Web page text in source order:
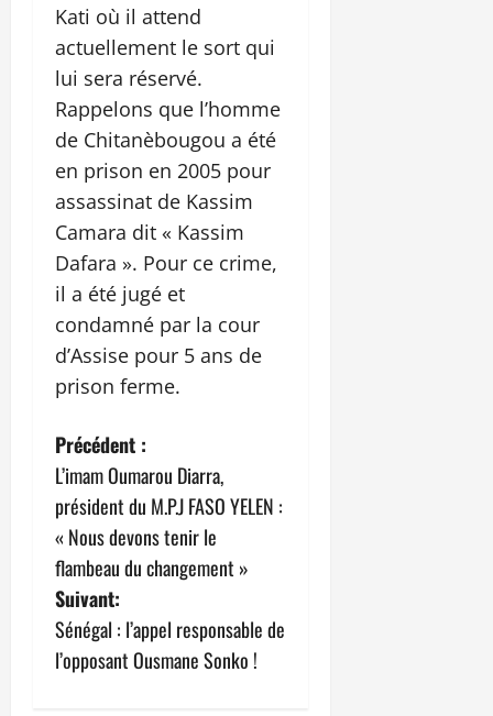
Kati où il attend
actuellement le sort qui
lui sera réservé.
Rappelons que l’homme
de Chitanèbougou a été
en prison en 2005 pour
assassinat de Kassim
Camara dit « Kassim
Dafara ». Pour ce crime,
il a été jugé et
condamné par la cour
d’Assise pour 5 ans de
prison ferme.
N
a
v
i
g
a
Précédent :
L’imam Oumarou Diarra,
président du M.P.J FASO YELEN :
« Nous devons tenir le
flambeau du changement »
Suivant:
Sénégal : l’appel responsable de
l’opposant Ousmane Sonko !